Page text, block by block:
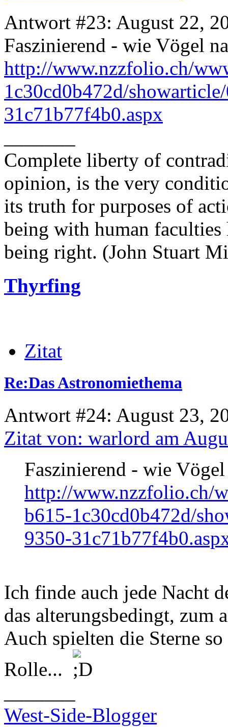
Antwort #23: August 22,
Faszinierend - wie Vögel
http://www.nzzfolio.ch/
1c30cd0b472d/
31c71b77f4b0.aspx
Complete liberty of
opinion, is the very
its truth for purposes of
being with human faculties
being right. (John Stuart
Thyrfing
Zitat
Re:Das Astronomiethema
Antwort #24: August 23,
Zitat von: warlord am
Faszinierend - wie
http://www.nzzfolio.ch/
b615-1c30cd0b472d/
9350-
Ich finde auch jede Nacht
das alterungsbedingt, zum
Auch spielten die Sterne
Rolle...
West-Side-Blogger